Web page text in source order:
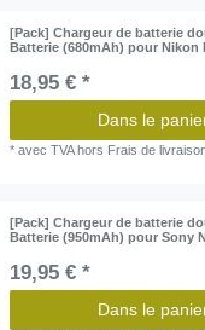
[Pack] Chargeur de batterie
Batterie (680mAh) pour Nikon
18,95 € *
Dans le
*avec TVAhors Frais de
[Pack] Chargeur de batterie
Batterie (950mAh) pour Sony
19,95 € *
Dans le